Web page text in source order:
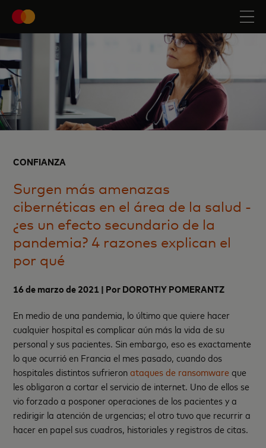
CONFIANZA
Surgen más amenazas
cibernéticas en el área de la salud -
¿es un efecto secundario de la
pandemia? 4 razones explican el
por qué
16 de marzo de 2021 | PorDOROTHY POMERANTZ
En medio de una pandemia, lo último que quiere hacer
cualquier hospital es complicar aún más la vida de su
personal y sus pacientes. Sin embargo, eso es exactamente
lo que ocurrió en Francia el mes pasado, cuando dos
hospitales distintos sufrieronataques de ransomwareque
les obligaron a cortar el servicio de internet. Uno de ellos se
vio forzado a posponer operaciones de los pacientes y a
redirigir la atención de urgencias; el otro tuvo que recurrir a
hacer en papel sus cuadros, historiales y registros de citas.